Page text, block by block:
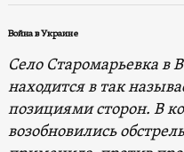
Война в Украине
Село Старомарьевка в
находится в так
позициями сторон. В
возобновились